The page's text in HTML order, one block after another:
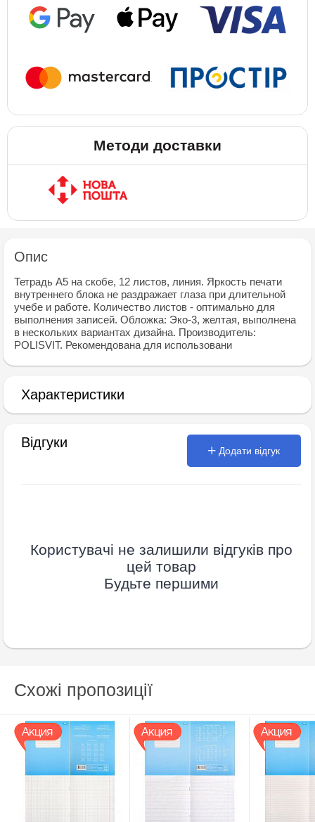
Методи доставки
Опис
Тетрадь А5 на скобе, 12 листов, линия. Яркость печати
внутреннего блока не раздражает глаза при длительной
учебе и работе. Количество листов - оптимально для
выполнения записей. Обложка: Эко-3, желтая, выполнена
в нескольких вариантах дизайна. Производитель:
POLISVIT. Рекомендована для использовани
Характеристики
Відгуки
Додати відгук
Користувачі не залишили відгуків про
цей товар
Будьте першими
Схожі пропозиції